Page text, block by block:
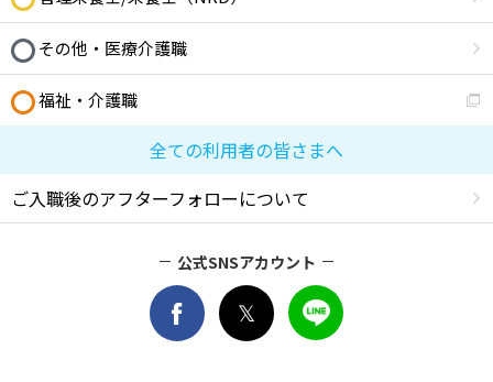
その他・医療介護職
福祉・介護職
全ての利用者の皆さまへ
ご入職後のアフターフォローについて
公式SNSアカウント